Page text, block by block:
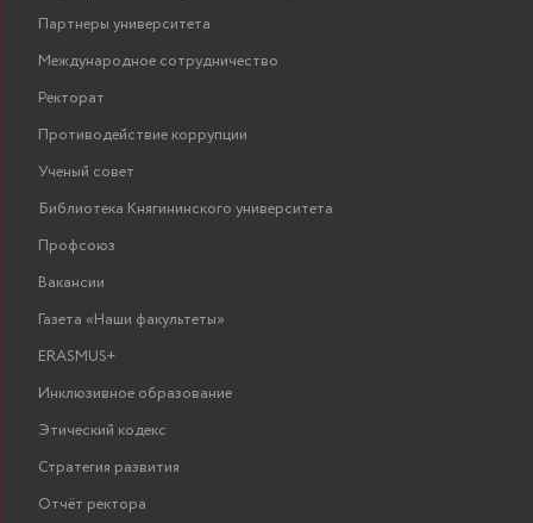
Партнеры университета
Международное сотрудничество
Ректорат
Противодействие коррупции
Ученый совет
Библиотека Княгининского университета
Профсоюз
Вакансии
Газета «Наши факультеты»
ERASMUS+
Инклюзивное образование
Этический кодекс
Стратегия развития
Отчёт ректора